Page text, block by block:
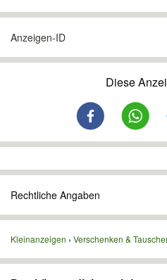
Anzeigen-ID
Diese
Rechtliche Angaben
Kleinanzeigen Verschenken &